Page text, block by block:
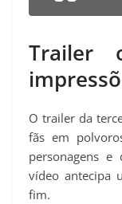
Trailer
O trailer da
fãs em
personagens e
vídeo antecipa
fim.